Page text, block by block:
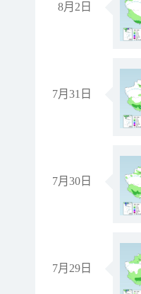
8月2日
7月31日
7月30日
7月29日